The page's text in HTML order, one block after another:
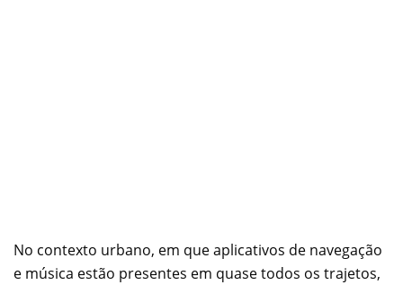
No contexto urbano, em que aplicativos de navegação
e música estão presentes em quase todos os trajetos,